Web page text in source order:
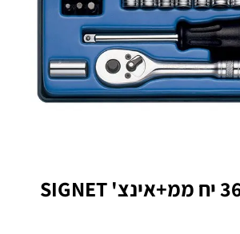
סט בוקסות 36 יח ממ+אינצ' SIGNET